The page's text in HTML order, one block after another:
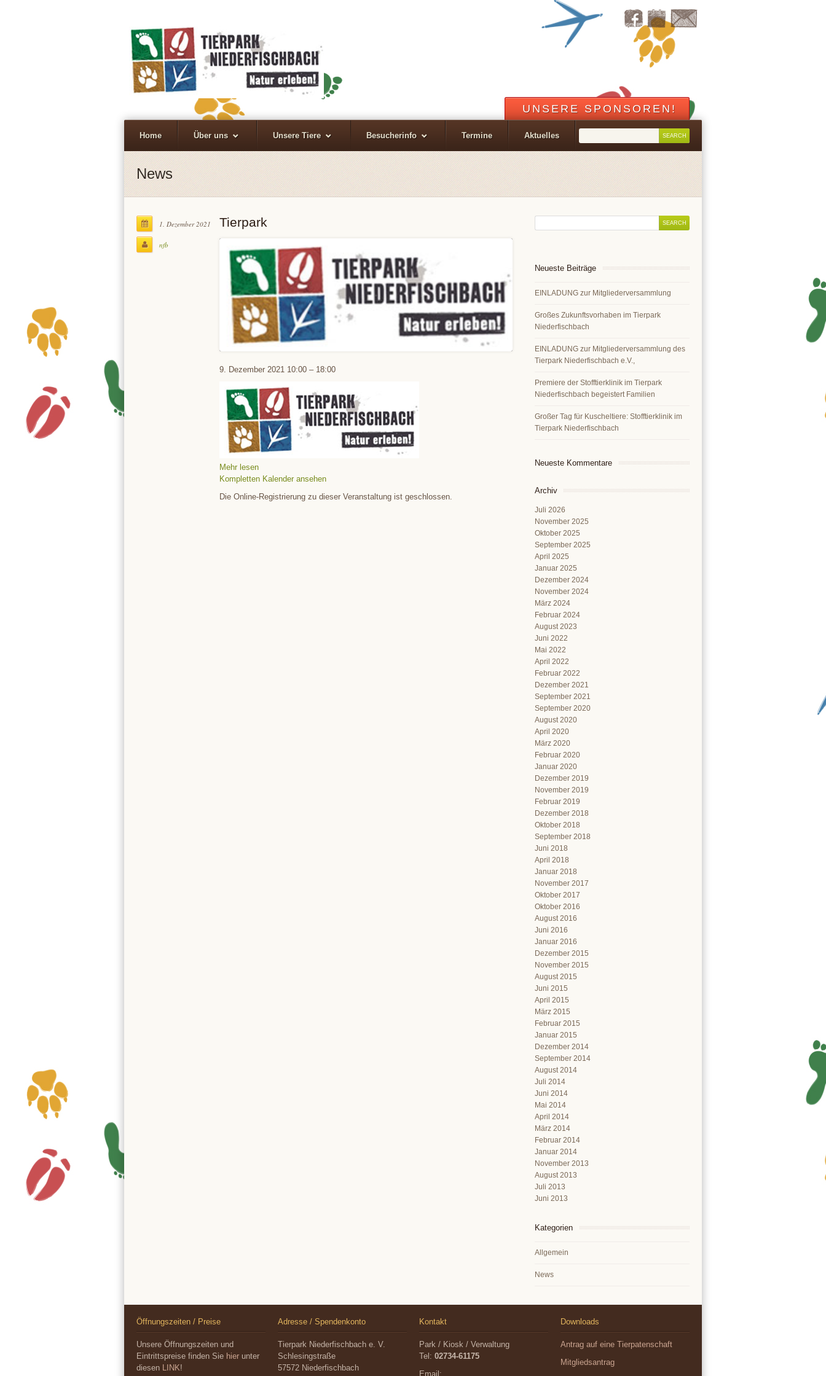
UNSERE SPONSOREN!
Home Über uns Unsere Tiere Besucherinfo Termine Aktuelles
News
1. Dezember 2021
nfb
Tierpark
Tierpark
9. Dezember 2021 10:00 – 18:00
Mehr lesen
Kompletten Kalender ansehen
Die Online-Registrierung zu dieser Veranstaltung ist geschlossen.
Neueste Beiträge
EINLADUNG zur Mitgliederversammlung
Großes Zukunftsvorhaben im Tierpark
Niederfischbach
EINLADUNG zur Mitgliederversammlung des
Tierpark Niederfischbach e.V.,
Premiere der Stofftierklinik im Tierpark
Niederfischbach begeistert Familien
Großer Tag für Kuscheltiere: Stofftierklinik im
Tierpark Niederfischbach
Neueste Kommentare
Archiv
Juli 2026
November 2025
Oktober 2025
September 2025
April 2025
Januar 2025
Dezember 2024
November 2024
März 2024
Februar 2024
August 2023
Juni 2022
Mai 2022
April 2022
Februar 2022
Dezember 2021
September 2021
September 2020
August 2020
April 2020
März 2020
Februar 2020
Januar 2020
Dezember 2019
November 2019
Februar 2019
Dezember 2018
Oktober 2018
September 2018
Juni 2018
April 2018
Januar 2018
November 2017
Oktober 2017
Oktober 2016
August 2016
Juni 2016
Januar 2016
Dezember 2015
November 2015
August 2015
Juni 2015
April 2015
März 2015
Februar 2015
Januar 2015
Dezember 2014
September 2014
August 2014
Juli 2014
Juni 2014
Mai 2014
April 2014
März 2014
Februar 2014
Januar 2014
November 2013
August 2013
Juli 2013
Juni 2013
Kategorien
Allgemein
News
Öffnungszeiten / Preise
Unsere Öffnungszeiten und
Eintrittspreise finden Sie hier unter
diesen LINK!
Adresse / Spendenkonto
Tierpark Niederfischbach e. V.
Schlesingstraße
57572 Niederfischbach
Kontakt
Park / Kiosk / Verwaltung
Tel: 02734-61175
Email:
Downloads
Antrag auf eine Tierpatenschaft
Mitgliedsantrag